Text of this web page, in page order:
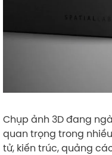
Chụp ảnh 3D đang
quan trọng trong
tử, kiến trúc, quảng